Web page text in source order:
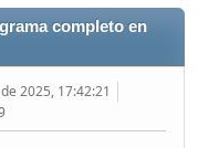
completo en
2025, 17:42:21